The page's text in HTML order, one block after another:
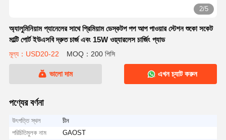
2/5
অ্যালুমিনিয়াম প্যানেলের সাথে প্রিমিয়াম ডেস্কটপ পপ আপ পাওয়ার স্টেশন শুকো সকেট
মাল্টি পোর্ট ইউএসবি দ্রুত চার্জ এবং 15W ওয়্যারলেস চার্জিং প্যাড
মূল্য：USD20-22 MOQ：200 পিসি
ভালো দাম এখন চ্যাট করুন
পণ্যের বর্ণনা
উৎপত্তি স্থল
চীন
পরিচিতিমুলক নাম
GAOST